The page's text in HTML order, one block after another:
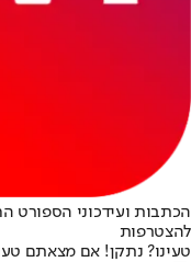
הכתבות ועידכוני הספורט
להצטרפות
טעינו? נתקן! אם מצאתם